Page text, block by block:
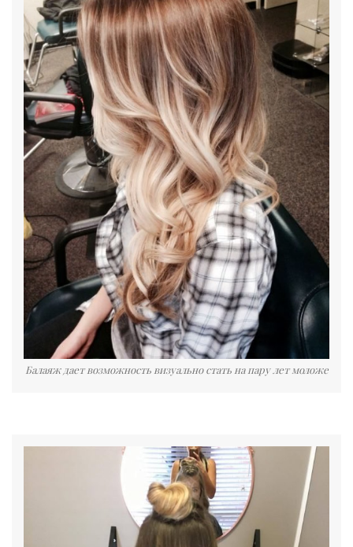
Балаяж дает возможность визуально стать на пару лет моложе